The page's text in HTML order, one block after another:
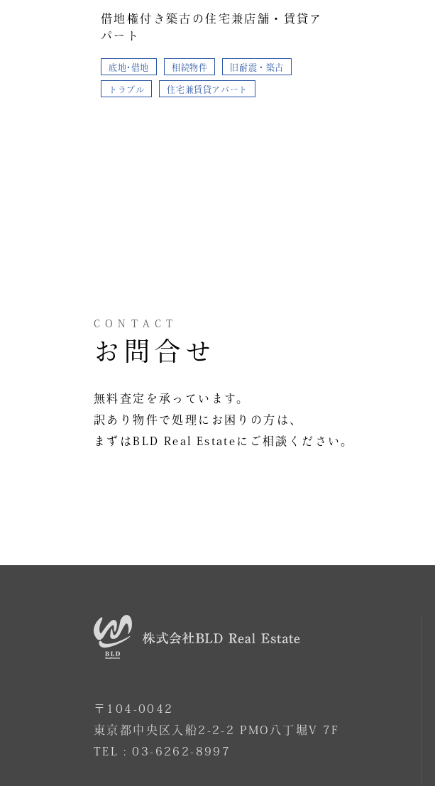
借地権付き築古の住宅兼店舗・賃貸ア
パート
底地･借地 相続物件 旧耐震・築古
トラブル 住宅兼賃貸アパート
CONTACT
お問合せ
無料査定を承っています。
訳あり物件で処理にお困りの方は、
まずはBLD Real Estateにご相談ください。
〒104-0042
東京都中央区入船2-2-2 PMO八丁堀V 7F
TEL :03-6262-8997